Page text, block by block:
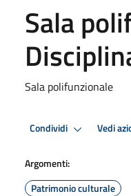
Sala
Sala polifunzionale
Condividi Vedi
Argomenti:
Patrimonio culturale